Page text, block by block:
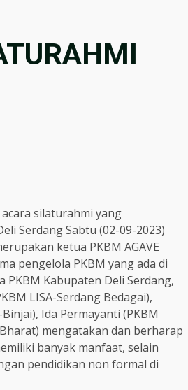
silaturahmi yang
Serdang Sabtu (02-09-2023)
ketua PKBM AGAVE
pengelola PKBM yang ada di
Kabupaten Deli Serdang,
LISA-Serdang Bedagai),
Ida Permayanti (PKBM
mengatakan dan berharap
banyak manfaat, selain
pendidikan non formal di